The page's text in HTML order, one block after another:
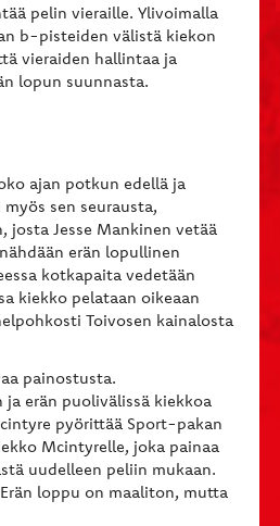
pelin vieraille. Ylivoimalla
b-pisteiden välistä kiekon
vieraiden hallintaa ja
lopun suunnasta.
ajan potkun edellä ja
sen seurausta,
Jesse Mankinen vetää
erän lopullinen
kotkapaita vedetään
kiekko pelataan oikeaan
Toivosen kainalosta
painostusta.
erän puolivälissä kiekkoa
pyörittää Sport-pakan
Mcintyrelle, joka painaa
uudelleen peliin mukaan.
loppu on maaliton, mutta